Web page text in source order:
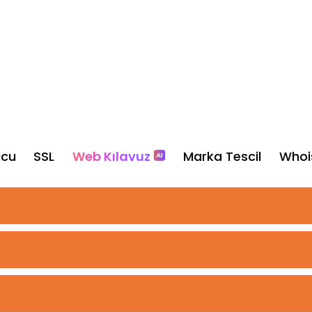
SSL Web Kılavuz Marka Tescil